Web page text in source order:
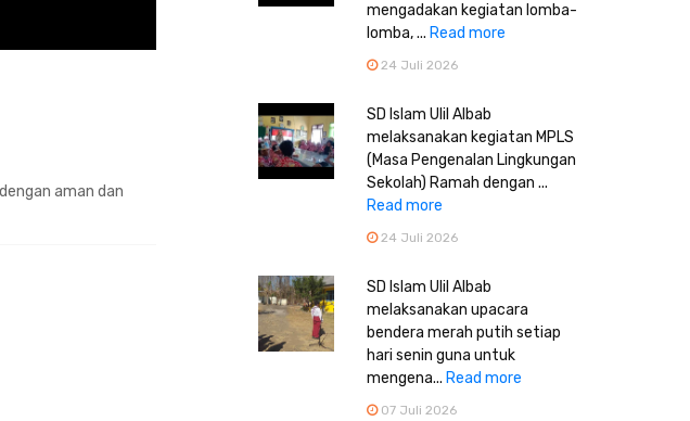
aman dan
mengadakan kegiatan lomba-
lomba, ... Read more
24 Juli 2026
SD Islam Ulil Albab
melaksanakan kegiatan MPLS
(Masa Pengenalan Lingkungan
Sekolah) Ramah dengan ...
Read more
24 Juli 2026
SD Islam Ulil Albab
melaksanakan upacara
bendera merah putih setiap
hari senin guna untuk
mengena... Read more
07 Juli 2026